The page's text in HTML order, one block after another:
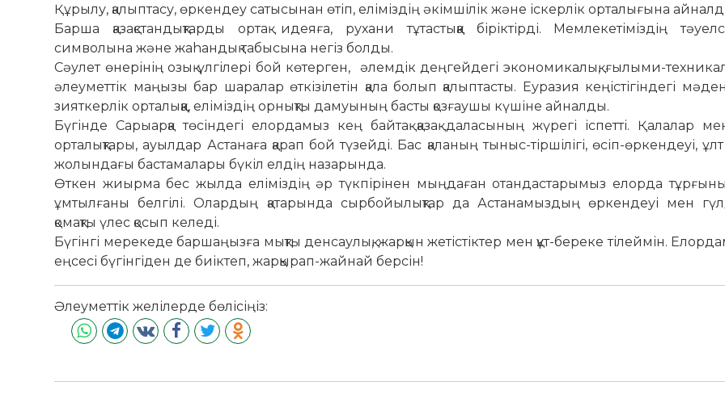
Құрылу, қалыптасу, өркендеу сатысынан өтіп, еліміздің әкімшілік және іскерлік орталығына
Барша қазақстандықтарды ортақ идеяға, рухани тұтастыққа біріктірді. Мемлекетіміздің
символына және жаhандық табысына негіз болды.
Сәулет өнерінің озық үлгілері бой көтерген, әлемдік деңгейдегі экономикалық, ғылыми-
әлеуметтік маңызы бар шаралар өткізілетін қала болып қалыптасты. Еуразия кеңістігіндегі
зияткерлік орталыққа, еліміздің орнықты дамуының басты қозғаушы күшіне айналды.
Бүгінде Сарыарқа төсіндегі елордамыз кең байтақ қазақ даласының жүрегі іспетті. Қалалар
орталықтары, ауылдар Астанаға қарап бой түзейді. Бас қаланың тыныс-тіршілігі, өсіп-өркендеуі,
жолындағы бастамалары бүкіл елдің назарында.
Өткен жиырма бес жылда еліміздің әр түкпірінен мыңдаған отандастарымыз елорда
ұмтылғаны белгілі. Олардың қатарында сырбойылықтар да Астанамыздың өркендеуі мен
қомақты үлес қосып келеді.
Бүгінгі мерекеде баршаңызға мықты денсаулық, жарқын жетістіктер мен құт-береке тілеймін.
еңсесі бүгінгіден де биіктеп, жарқырап-жайнай берсін!
Әлеуметтік желілерде бөлісіңіз: